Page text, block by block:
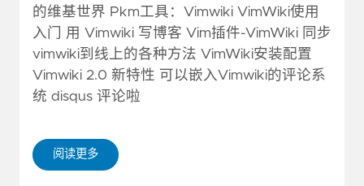
的维基世界 Pkm工具：Vimwiki VimWiki使用
入门 用 Vimwiki 写博客 Vim插件-VimWiki 同步
vimwiki到线上的各种方法 VimWiki安装配置
Vimwiki 2.0 新特性 可以嵌入Vimwiki的评论系
统 disqus 评论啦
阅读更多